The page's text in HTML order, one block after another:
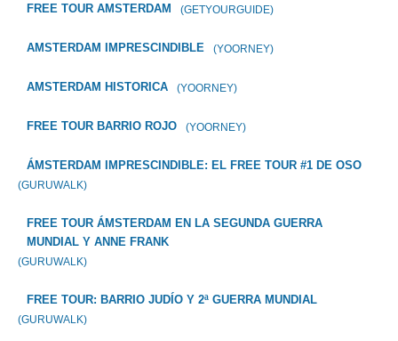
FREE TOUR AMSTERDAM (GETYOURGUIDE)
AMSTERDAM IMPRESCINDIBLE (YOORNEY)
AMSTERDAM HISTORICA (YOORNEY)
FREE TOUR BARRIO ROJO (YOORNEY)
ÁMSTERDAM IMPRESCINDIBLE: EL FREE TOUR #1 DE OSO
(GURUWALK)
FREE TOUR ÁMSTERDAM EN LA SEGUNDA GUERRA
MUNDIAL Y ANNE FRANK
(GURUWALK)
FREE TOUR: BARRIO JUDÍO Y 2ª GUERRA MUNDIAL
(GURUWALK)